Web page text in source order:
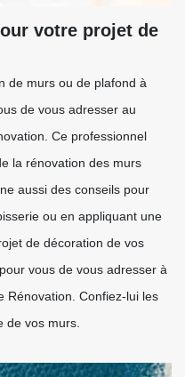
votre projet de
de murs ou de plafond à
de vous adresser au
Ce professionnel
la rénovation des murs
aussi des conseils pour
ou en appliquant une
de décoration de vos
vous de vous adresser à
Rénovation. Confiez-lui les
de vos murs.